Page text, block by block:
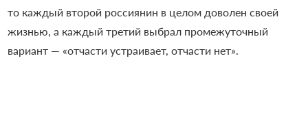
то каждый второй россиянин в целом доволен своей
жизнью, а каждый третий выбрал промежуточный
вариант — «отчасти устраивает, отчасти нет».